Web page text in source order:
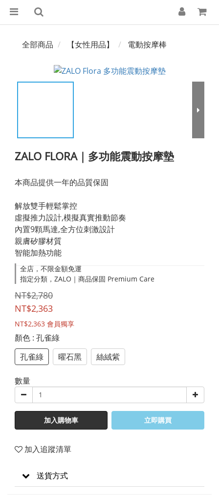
全部商品 【女性用品】 電動按摩棒
ZALO FLORA｜多功能震動按摩墊
本商品提供一年的品質保固
解放雙手輕鬆掌控
虛擬推力設計,模擬真實推動節奏
內置9顆馬達,全方位刺激設計
親膚矽膠材質
智能加熱功能
全店，不限金額免運
指定分類，ZALO｜商品保固 Premium Care
NT$2,780
NT$2,363
NT$2,363 會員獨享
顏色 : 孔雀綠
孔雀綠
曜石黑 絲絨紫
數量
加入購物車 立即購買
加入追蹤清單
送貨方式